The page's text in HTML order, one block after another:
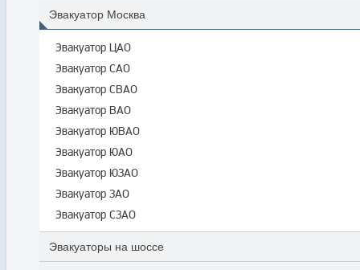
Эвакуатор Москва
Эвакуатор ЦАО
Эвакуатор САО
Эвакуатор СВАО
Эвакуатор ВАО
Эвакуатор ЮВАО
Эвакуатор ЮАО
Эвакуатор ЮЗАО
Эвакуатор ЗАО
Эвакуатор СЗАО
Эвакуаторы на шоссе